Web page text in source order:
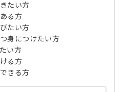
たい方
る方
たい方
身につけたい方
い方
る方
きる方